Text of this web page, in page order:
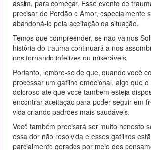
assim, para começar. Esse evento de
precisar de Perdão e Amor, especialmente
abandoná-lo pela aceitação da situação.
Temos que compreender, se não vamos
história do trauma continuará a nos
nos tornando infelizes ou miseráveis.
Portanto, lembre-se de que, quando você
processar um gatilho emocional, algo que o
doloroso até que você também esteja
encontrar aceitação para poder seguir em
vida criando padrões mais saudáveis.
Você também precisará ser muito honesto
essa dor não resolvida e esses gatilhos
parcialmente gerados por meio dos